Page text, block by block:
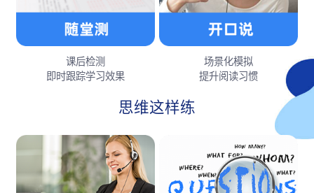
课后检测
即时跟踪学习效果
场景化模拟
提升阅读习惯
思维这样练